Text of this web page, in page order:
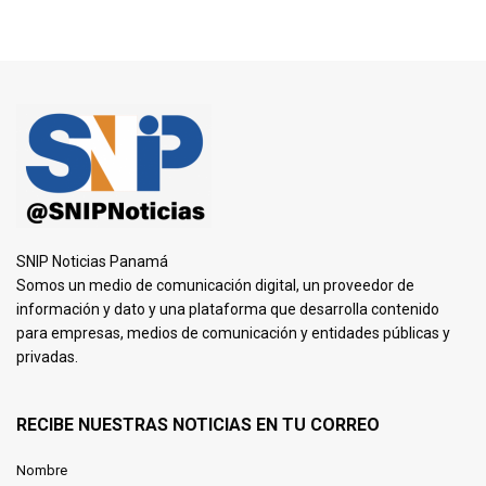
SNIP Noticias Panamá
Somos un medio de comunicación digital, un proveedor de
información y dato y una plataforma que desarrolla contenido
para empresas, medios de comunicación y entidades públicas y
privadas.
RECIBE NUESTRAS NOTICIAS EN TU CORREO
Nombre